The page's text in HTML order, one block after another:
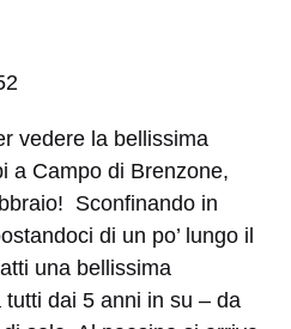
vedere la bellissima
a Campo di Brenzone,
Sconfinando in
di un po’ lungo il
una bellissima
dai 5 anni in su – da